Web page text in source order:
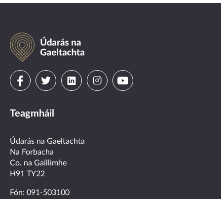
Údarás
na
Gaeltachta
Visit
on
facebook
Visit
on
twitter
Visit
linkedin
VisitVisit
Teagmháil
Údarás na Gaeltachta
Na Forbacha
Co. na Gaillimhe
H91 TY22
Fón: 091-503100